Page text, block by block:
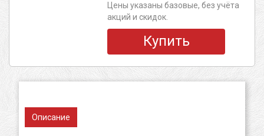
Цены указаны базовые, без учёта
акций и скидок.
Купить
Описание